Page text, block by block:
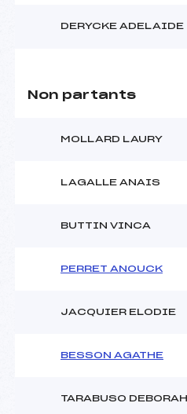
DERYCKE ADELAIDE
Non partants
MOLLARD LAURY
LAGALLE ANAIS
BUTTIN VINCA
PERRET ANOUCK
JACQUIER ELODIE
BESSON AGATHE
TARABUSO DEBORAH